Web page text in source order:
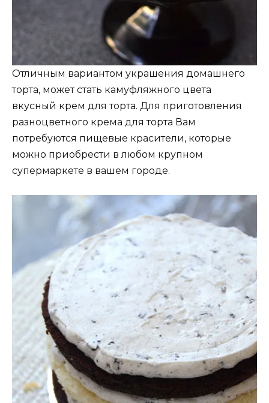
Отличным вариантом украшения домашнего
торта, может стать камуфляжного цвета
вкусный крем для торта. Для приготовления
разноцветного крема для торта Вам
потребуются пищевые красители, которые
можно приобрести в любом крупном
супермаркете в вашем городе.